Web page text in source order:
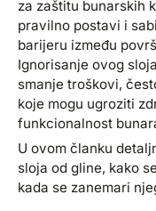
za zaštitu bunarskih
pravilno postavi i
barijeru između
Ignorisanje ovog
smanje troškovi,
koje mogu ugroziti
funkcionalnost
U ovom članku
sloja od gline, kako
kada se zanemari